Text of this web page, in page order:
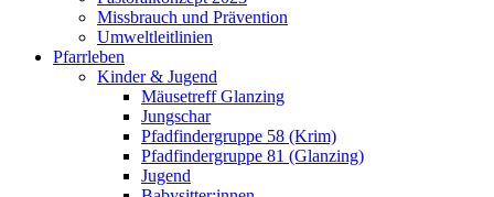
Missbrauch und Prävention
Umweltleitlinien
Pfarrleben
Kinder & Jugend
Mäusetreff Glanzing
Jungschar
Pfadfindergruppe 58 (Krim)
Pfadfindergruppe 81 (Glanzing)
Jugend